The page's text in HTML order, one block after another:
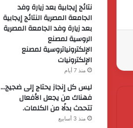
نتائج إيجابية بعد زيارة وفد
الجامعة المصرية النتائج إيجابية
بعد زيارة وفد الجامعة المصرية
الروسية لمصنع
الإلكترونياتروسية لمصنع
الإلكترونيات
منذ 7 أيام
ليس كل إنجاز يحتاج إلى ضجيج…
فهناك من يجعل الأفعال
تتحدث بدلًا من الكلمات.
منذ 3 أسابيع